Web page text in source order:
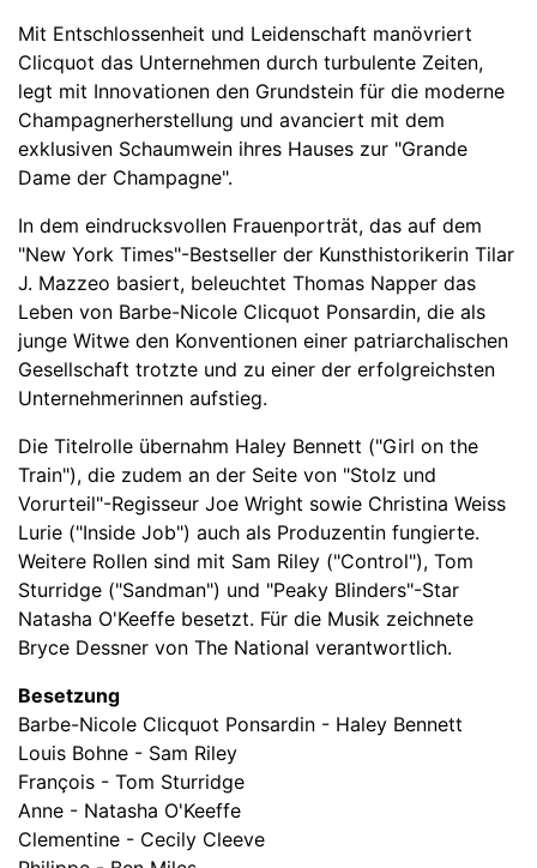
Mit Entschlossenheit und Leidenschaft manövriert
Clicquot das Unternehmen durch turbulente Zeiten,
legt mit Innovationen den Grundstein für die moderne
Champagnerherstellung und avanciert mit dem
exklusiven Schaumwein ihres Hauses zur "Grande
Dame der Champagne".
In dem eindrucksvollen Frauenporträt, das auf dem
"New York Times"-Bestseller der Kunsthistorikerin Tilar
J. Mazzeo basiert, beleuchtet Thomas Napper das
Leben von Barbe-Nicole Clicquot Ponsardin, die als
junge Witwe den Konventionen einer patriarchalischen
Gesellschaft trotzte und zu einer der erfolgreichsten
Unternehmerinnen aufstieg.
Die Titelrolle übernahm Haley Bennett ("Girl on the
Train"), die zudem an der Seite von "Stolz und
Vorurteil"-Regisseur Joe Wright sowie Christina Weiss
Lurie ("Inside Job") auch als Produzentin fungierte.
Weitere Rollen sind mit Sam Riley ("Control"), Tom
Sturridge ("Sandman") und "Peaky Blinders"-Star
Natasha O'Keeffe besetzt. Für die Musik zeichnete
Bryce Dessner von The National verantwortlich.
Besetzung
Barbe-Nicole Clicquot Ponsardin - Haley Bennett
Louis Bohne - Sam Riley
François - Tom Sturridge
Anne - Natasha O'Keeffe
Clementine - Cecily Cleeve